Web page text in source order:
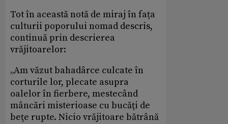
Tot în această notă de miraj în fața
culturii poporului nomad descris,
continuă prin descrierea
vrăjitoarelor:
„Am văzut bahadârce culcate în
corturile lor, plecate asupra
oalelor în fierbere, mestecând
mâncări misterioase cu bucăţi de
beţe rupte. Nicio vrăjitoare bătrână